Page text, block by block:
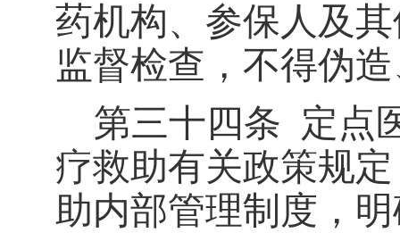
药机构、参保人及
监督检查，不得伪
第三十四条 定点
疗救助有关政策规
助内部管理制度，